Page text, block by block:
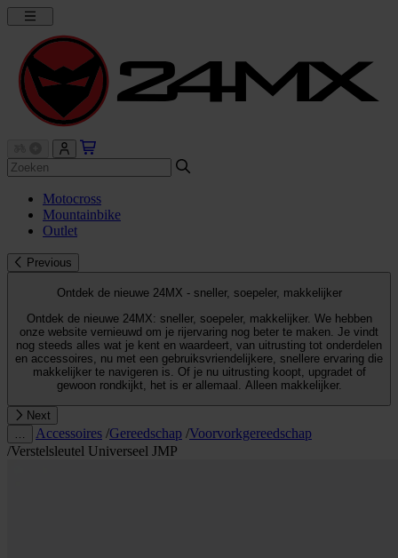
Motocross
Mountainbike
Outlet
Previous
Ontdek de nieuwe 24MX - sneller, soepeler, makkelijker
Ontdek de nieuwe 24MX: sneller, soepeler, makkelijker. We hebben
onze website vernieuwd om je rijervaring nog beter te maken. Je vindt
nog steeds alles wat je kent en waardeert, van uitrusting tot onderdelen
en accessoires, nu met een gebruiksvriendelijkere, snellere ervaring die
makkelijker te navigeren is. Of je nu uitrusting koopt, upgradet of
gewoon rondkijkt, het is er allemaal. Alleen makkelijker.
Next
Accessoires /Gereedschap /Voorvorkgereedschap
/Verstelsleutel Universeel JMP